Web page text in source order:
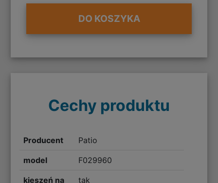
DO KOSZYKA
Cechy produktu
Producent Patio
model F029960
kieszeń na
tak